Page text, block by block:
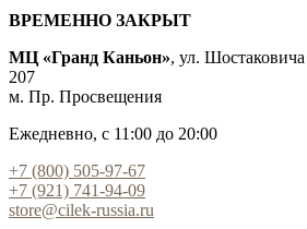
ВРЕМЕННО ЗАКРЫТ
МЦ «Гранд Каньон», ул.
207
м. Пр. Просвещения
Ежедневно, с 11:00 до 20:00
+7 (800) 505-97-67
+7 (921) 741-94-09
store@cilek-russia.ru